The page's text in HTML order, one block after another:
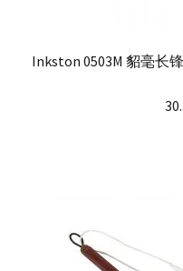
Inkston 0503M 貂毫长